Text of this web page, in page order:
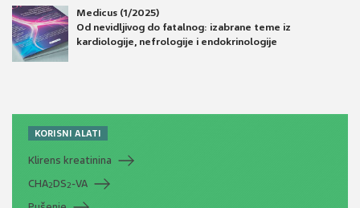
Medicus (1/2025)
Od nevidljivog do fatalnog: izabrane teme iz
kardiologije, nefrologije i endokrinologije
KORISNI ALATI
Klirens kreatinina
CHA2DS2-VA